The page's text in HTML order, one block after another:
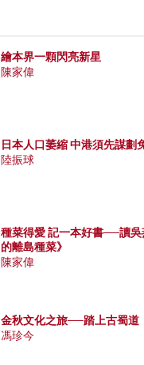
繪本界一顆閃亮新星
陳家偉
日本人口萎縮 中港須先謀劃
陸振球
種菜得愛 記一本好書──讀
的離島種菜》
陳家偉
金秋文化之旅──踏上古蜀道
馮珍今